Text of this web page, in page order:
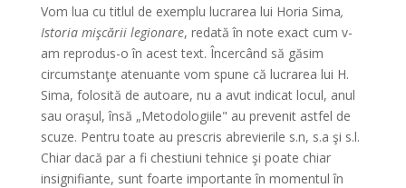
Vom lua cu titlul de exemplu lucrarea lui Horia Sima,
Istoria mişcării legionare, redată în note exact cum v-
am reprodus-o în acest text. Încercând să găsim
circumstanţe atenuante vom spune că lucrarea lui H.
Sima, folosită de autoare, nu a avut indicat locul, anul
sau oraşul, însă „Metodologiile" au prevenit astfel de
scuze. Pentru toate au prescris abrevierile s.n, s.a şi s.l.
Chiar dacă par a fi chestiuni tehnice şi poate chiar
insignifiante, sunt foarte importante în momentul în